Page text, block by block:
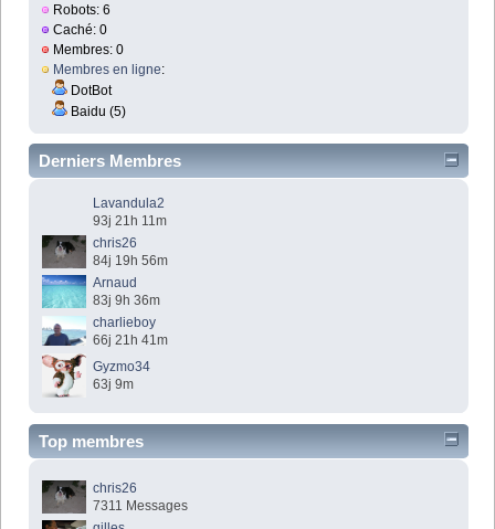
Robots: 6
Caché: 0
Membres: 0
Membres en ligne:
DotBot
Baidu (5)
Derniers Membres
Lavandula2
93j 21h 11m
chris26
84j 19h 56m
Arnaud
83j 9h 36m
charlieboy
66j 21h 41m
Gyzmo34
63j 9m
Top membres
chris26
7311 Messages